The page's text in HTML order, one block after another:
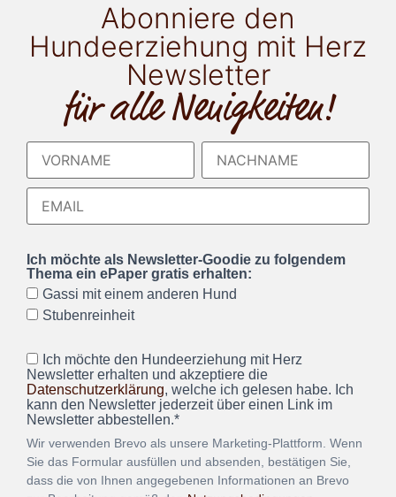
Abonniere den
Hundeerziehung mit Herz
Newsletter
für alle Neuigkeiten!
Ich möchte als Newsletter-Goodie zu folgendem
Thema ein ePaper gratis erhalten:
Gassi mit einem anderen Hund
Stubenreinheit
Ich möchte den Hundeerziehung mit Herz
Newsletter erhalten und akzeptiere die
Datenschutzerklärung, welche ich gelesen habe. Ich
kann den Newsletter jederzeit über einen Link im
Newsletter abbestellen.*
Wir verwenden Brevo als unsere Marketing-Plattform. Wenn
Sie das Formular ausfüllen und absenden, bestätigen Sie,
dass die von Ihnen angegebenen Informationen an Brevo